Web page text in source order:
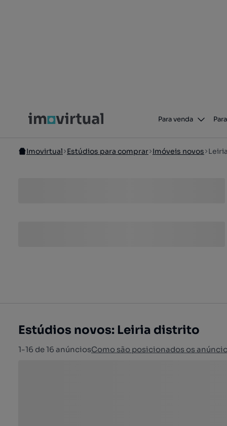
Para venda
Imovirtual Estúdios para comprar Imóveis novos
Estúdios novos: Leiria distrito
1-16 de 16 anúnciosComo são posicionados os